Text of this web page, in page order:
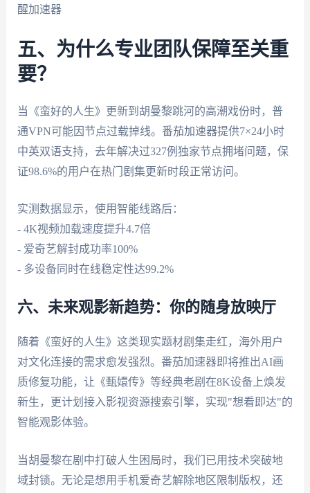
醒加速器
五、为什么专业团队保障至关重
要？
当《蛮好的人生》更新到胡曼黎跳河的高潮戏份时，普
通VPN可能因节点过载掉线。番茄加速器提供7×24小时
中英双语支持，去年解决过327例独家节点拥堵问题，保
证98.6%的用户在热门剧集更新时段正常访问。
实测数据显示，使用智能线路后：
- 4K视频加载速度提升4.7倍
- 爱奇艺解封成功率100%
- 多设备同时在线稳定性达99.2%
六、未来观影新趋势：你的随身放映厅
随着《蛮好的人生》这类现实题材剧集走红，海外用户
对文化连接的需求愈发强烈。番茄加速器即将推出AI画
质修复功能，让《甄嬛传》等经典老剧在8K设备上焕发
新生，更计划接入影视资源搜索引擎，实现"想看即达"的
智能观影体验。
当胡曼黎在剧中打破人生困局时，我们已用技术突破地
域封锁。无论是想用手机爱奇艺解除地区限制版权，还